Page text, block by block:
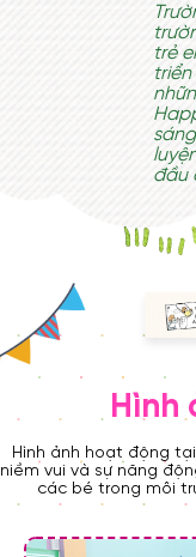
trẻ
đầu
Hình
Hình ảnh hoạt động
niềm vui và sự năng
các bé trong môi